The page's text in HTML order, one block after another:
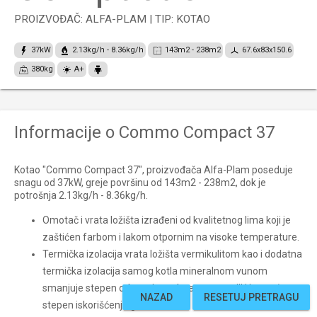
PROIZVOĐAČ: ALFA-PLAM | TIP: KOTAO
37kW 2.13kg/h - 8.36kg/h 143m2 - 238m2 67.6x83x150.6
380kg A+
Informacije o Commo Compact 37
Kotao "Commo Compact 37", proizvođača Alfa-Plam poseduje
snagu od 37kW, greje površinu od 143m2 - 238m2, dok je
potrošnja 2.13kg/h - 8.36kg/h.
Omotač i vrata ložišta izrađeni od kvalitetnog lima koji je
zaštićen farbom i lakom otpornim na visoke temperature.
Termička izolacija vrata ložišta vermikulitom kao i dodatna
termička izolacija samog kotla mineralnom vunom
smanjuje stepen odavanja toplote u prostoriji i i povećava
stepen iskorišćenja goriva.
NAZAD RESETUJ PRETRAGU